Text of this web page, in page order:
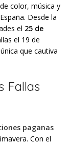
color, música y
Desde la
el 25 de
el 19 de
que cautiva
Fallas
paganas
Con el